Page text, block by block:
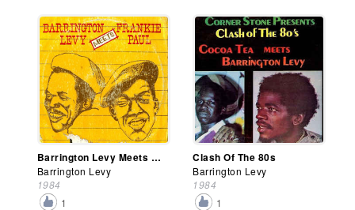
Barrington Levy Meets Frankie Paul
Barrington Levy
1984
1
Clash Of The 80s
Barrington Levy
1984
1